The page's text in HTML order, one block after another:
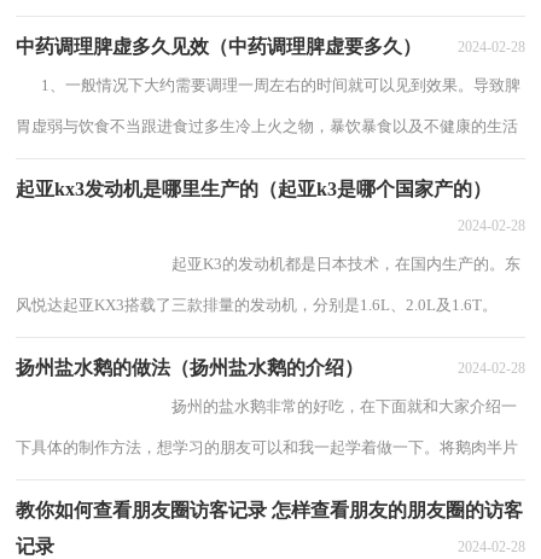
中药调理脾虚多久见效（中药调理脾虚要多久） 2024-02-28
1、一般情况下大约需要调理一周左右的时间就可以见到效果。导致脾
胃虚弱与饮食不当跟进食过多生冷上火之物，暴饮暴食以及不健康的生活
起亚kx3发动机是哪里生产的（起亚k3是哪个国家产的）
2024-02-28
起亚K3的发动机都是日本技术，在国内生产的。东
风悦达起亚KX3搭载了三款排量的发动机，分别是1.6L、2.0L及1.6T。
扬州盐水鹅的做法（扬州盐水鹅的介绍） 2024-02-28
扬州的盐水鹅非常的好吃，在下面就和大家介绍一
下具体的制作方法，想学习的朋友可以和我一起学着做一下。将鹅肉半片
教你如何查看朋友圈访客记录 怎样查看朋友的朋友圈的访客
记录
2024-02-28